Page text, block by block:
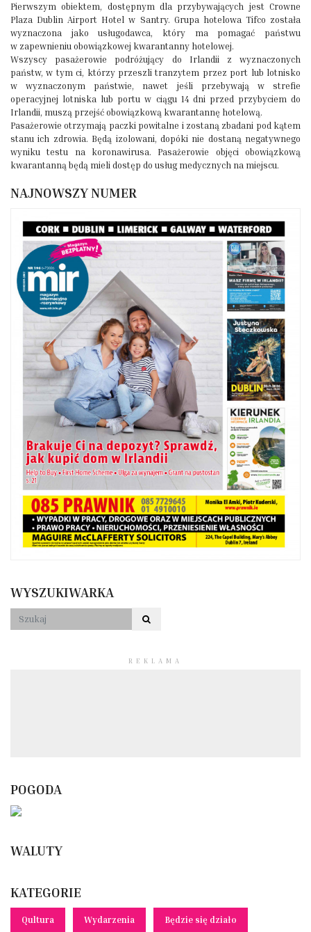
Pierwszym obiektem, dostępnym dla przybywających jest Crowne
Plaza Dublin Airport Hotel w Santry. Grupa hotelowa Tifco została
wyznaczona jako usługodawca, który ma pomagać państwu
w zapewnieniu obowiązkowej kwarantanny hotelowej.
Wszyscy pasażerowie podróżujący do Irlandii z wyznaczonych
państw, w tym ci, którzy przeszli tranzytem przez port lub lotnisko
w wyznaczonym państwie, nawet jeśli przebywają w strefie
operacyjnej lotniska lub portu w ciągu 14 dni przed przybyciem do
Irlandii, muszą przejść obowiązkową kwarantannę hotelową.
Pasażerowie otrzymają paczki powitalne i zostaną zbadani pod kątem
stanu ich zdrowia. Będą izolowani, dopóki nie dostaną negatywnego
wyniku testu na koronawirusa. Pasażerowie objęci obowiązkową
kwarantanną będą mieli dostęp do usług medycznych na miejscu.
NAJNOWSZY NUMER
WYSZUKIWARKA
REKLAMA
POGODA
WALUTY
KATEGORIE
Qultura Wydarzenia Będzie się działo